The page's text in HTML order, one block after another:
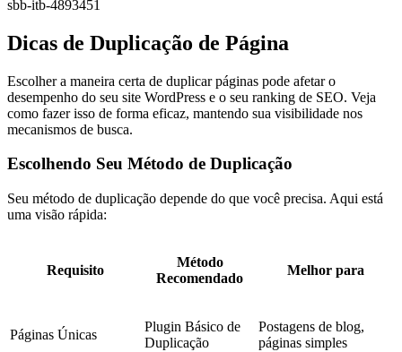
sbb-itb-4893451
Dicas de Duplicação de Página
Escolher a maneira certa de duplicar páginas pode afetar o
desempenho do seu site WordPress e o seu ranking de SEO. Veja
como fazer isso de forma eficaz, mantendo sua visibilidade nos
mecanismos de busca.
Escolhendo Seu Método de Duplicação
Seu método de duplicação depende do que você precisa. Aqui está
uma visão rápida:
Requisito
Método
Recomendado
Melhor para
Páginas Únicas
Plugin Básico de
Duplicação
Postagens de blog,
páginas simples